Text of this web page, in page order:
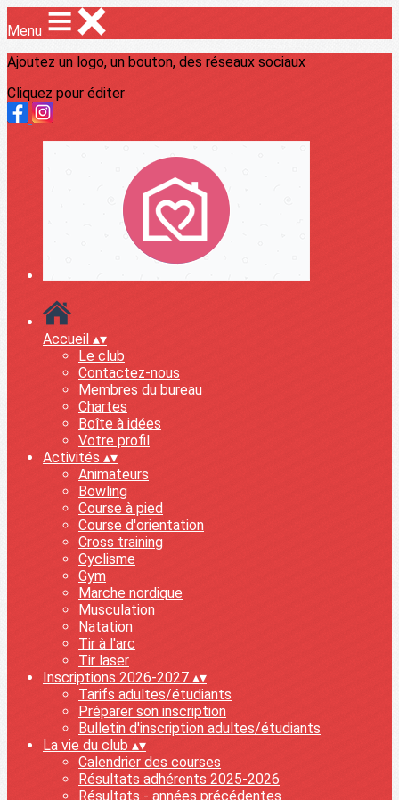
Menu
Ajoutez un logo, un bouton, des réseaux sociaux
Cliquez pour éditer
Accueil ▴▾
Le club
Contactez-nous
Membres du bureau
Chartes
Boîte à idées
Votre profil
Activités ▴▾
Animateurs
Bowling
Course à pied
Course d'orientation
Cross training
Cyclisme
Gym
Marche nordique
Musculation
Natation
Tir à l'arc
Tir laser
Inscriptions 2026-2027 ▴▾
Tarifs adultes/étudiants
Préparer son inscription
Bulletin d'inscription adultes/étudiants
La vie du club ▴▾
Calendrier des courses
Résultats adhérents 2025-2026
Résultats - années précédentes